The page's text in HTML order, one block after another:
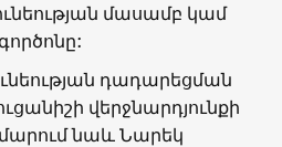
մասամբ կամ
դադարեցման
վերջնարդյունքի
նաև Նարեկ